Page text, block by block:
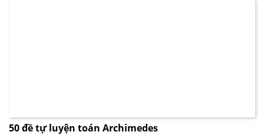
50 đề tự luyện toán Archimedes